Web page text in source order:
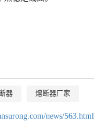
器 熔断器厂家
news/563.html